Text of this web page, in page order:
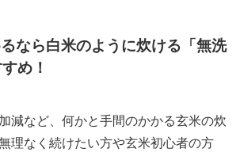
なら白米のように炊ける「無洗
め！
減など、何かと手間のかかる玄米の炊
理なく続けたい方や玄米初心者の方